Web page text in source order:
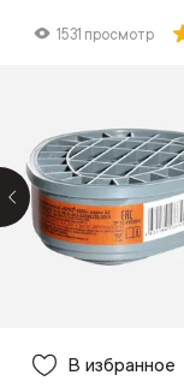
1531 просмотр
В избранное